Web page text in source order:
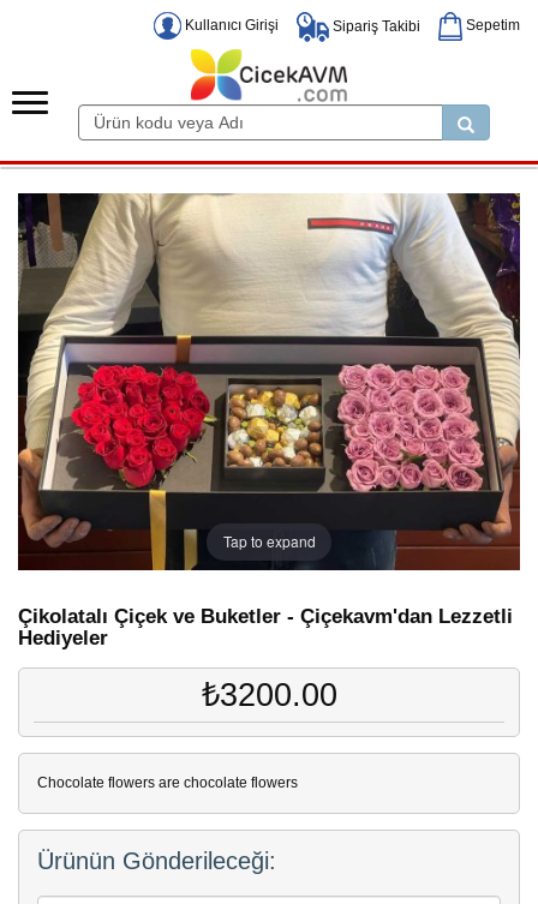
Kullanıcı Girişi Sipariş Takibi Sepetim
Tap to expand
Çikolatalı Çiçek ve Buketler - Çiçekavm'dan Lezzetli
Hediyeler
₺3200.00
Chocolate flowers are chocolate flowers
Ürünün Gönderileceği: